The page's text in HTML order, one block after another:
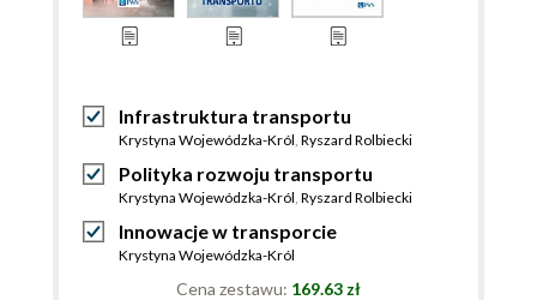
Infrastruktura transportu
Krystyna Wojewódzka-Król Ryszard Rolbiecki
Polityka rozwoju transportu
Krystyna Wojewódzka-Król Ryszard Rolbiecki
Innowacje w transporcie
Krystyna Wojewódzka-Król
Cena zestawu: 169.63 zł